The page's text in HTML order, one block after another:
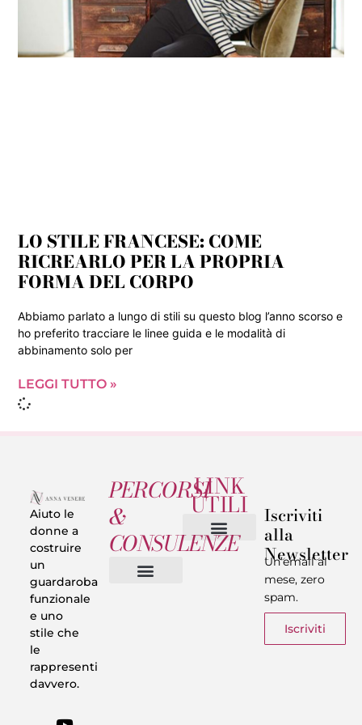
LO STILE FRANCESE: COME
RICREARLO PER LA PROPRIA
FORMA DEL CORPO
Abbiamo parlato a lungo di stili su questo blog l’anno scorso e
ho preferito tracciare le linee guida e le modalità di
abbinamento solo per
LEGGI TUTTO »
Aiuto le
donne a
costruire
un
guardaroba
funzionale
e uno
stile che
le
rappresenti
davvero.
PERCORSI
&
CONSULENZE
LINK
UTILI Iscriviti
alla
Newsletter
Un’email al
mese, zero
spam.
Iscriviti